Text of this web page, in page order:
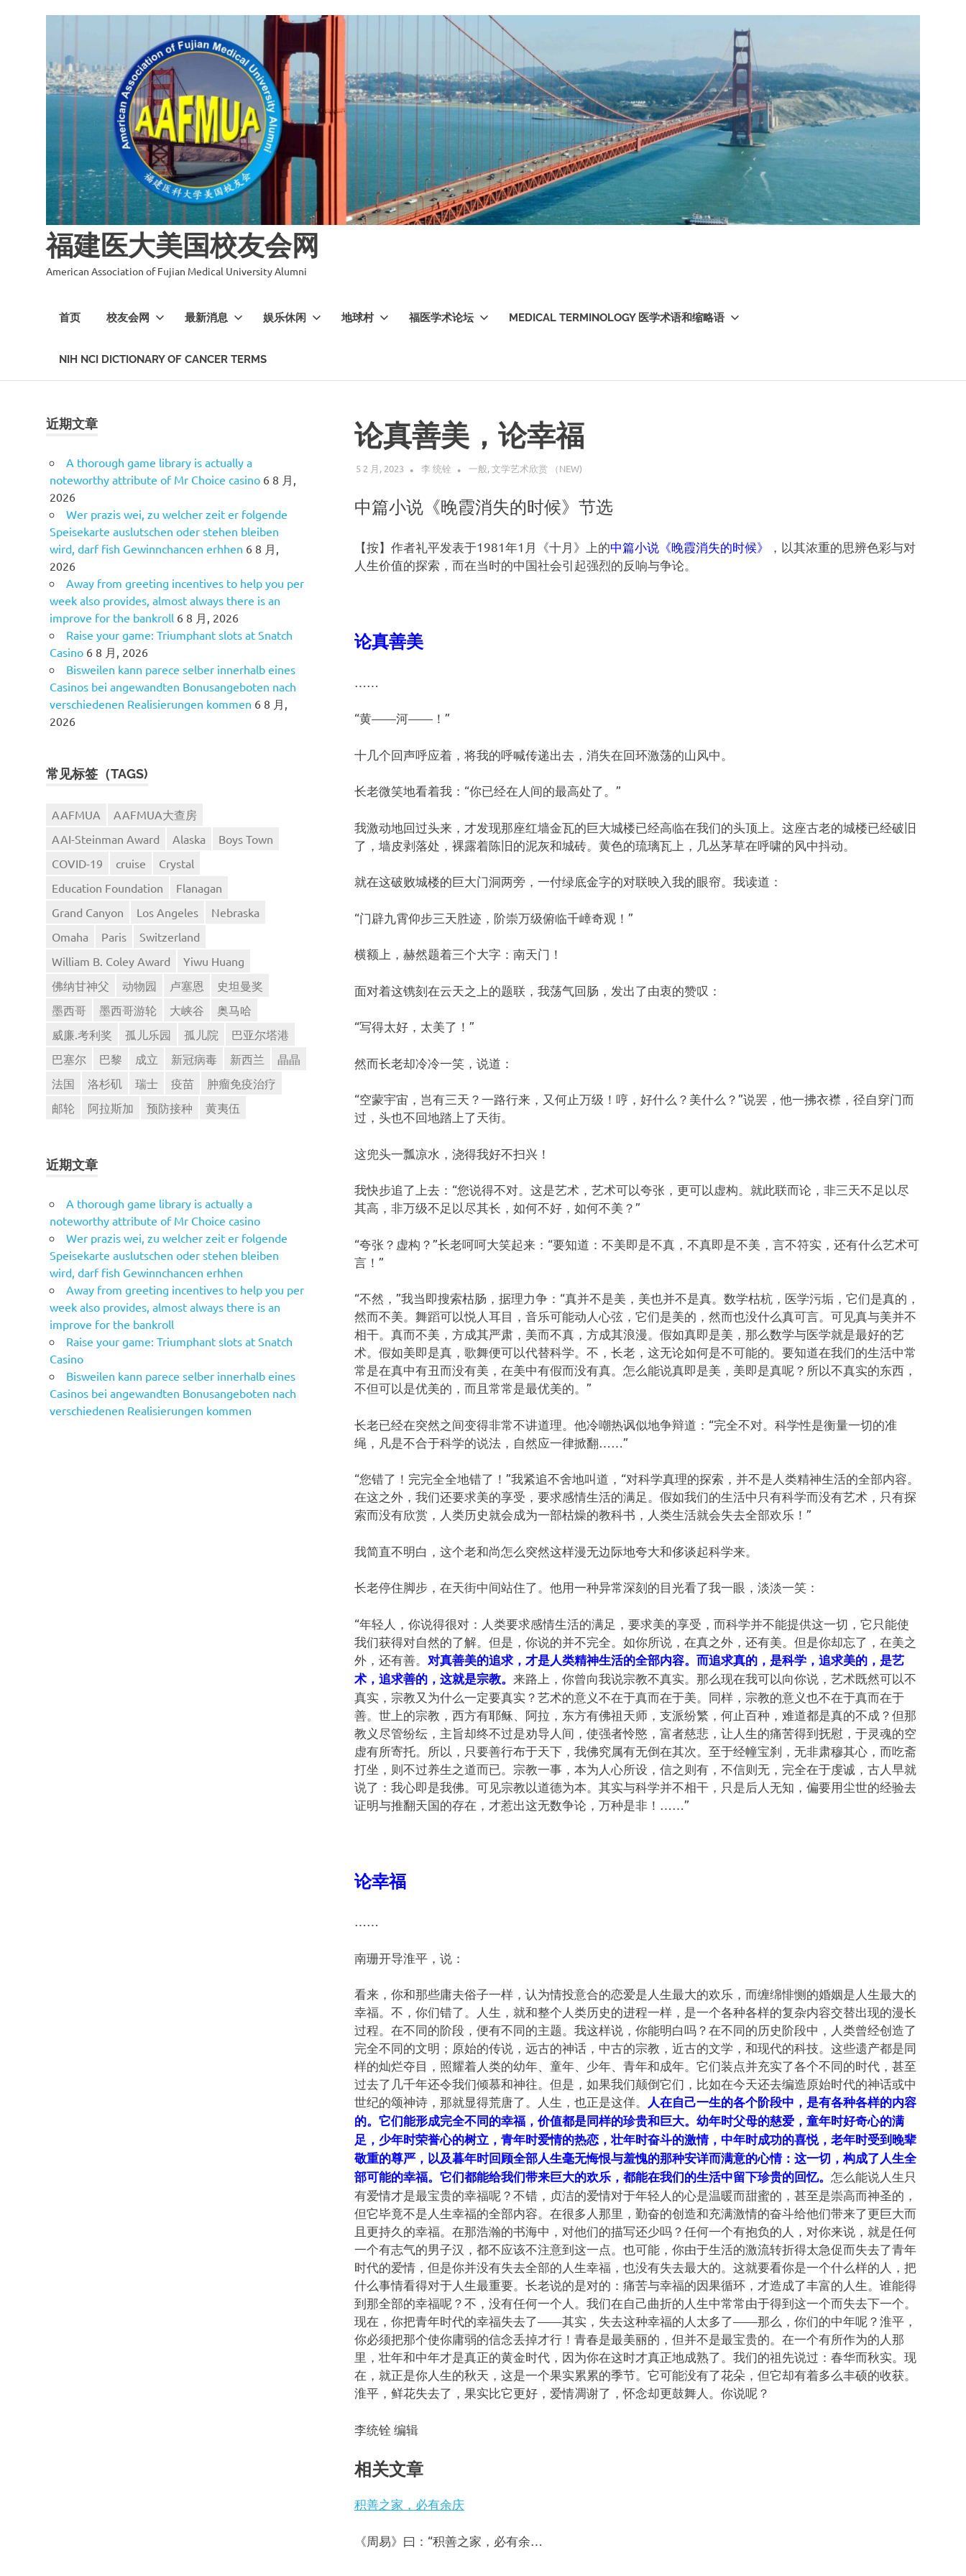
福建医大美国校友会网
American Association of Fujian Medical University Alumni
首页 校友会网 最新消息 娱乐休闲 地球村 福医学术论坛 MEDICAL TERMINOLOGY 医学术语和缩略语
NIH NCI DICTIONARY OF CANCER TERMS
论真善美，论幸福
5 2 月, 2023 李 统铨 一般,文学艺术欣赏 （NEW)
中篇小说《晚霞消失的时候》节选
【按】作者礼平发表于1981年1月《十月》上的中篇小说《晚霞消失的时候》
，以其浓重的思辨色彩与对
人生价值的探索，而在当时的中国社会引起强烈的反响与争论。
论真善美
“黄——河——！”
十几个回声呼应着，将我的呼喊传递出去，消失在回环激荡的山风中。
长老微笑地看着我：“你已经在人间的最高处了。”
我激动地回过头来，才发现那座红墙金瓦的巨大城楼已经高临在我们的头顶上。这座古老的城楼已经破旧
了，墙皮剥落处，裸露着陈旧的泥灰和城砖。黄色的琉璃瓦上，几丛茅草在呼啸的风中抖动。
就在这破败城楼的巨大门洞两旁，一付绿底金字的对联映入我的眼帘。我读道：
“门辟九霄仰步三天胜迹，阶崇万级俯临千嶂奇观！”
横额上，赫然题着三个大字：南天门！
面对着这镌刻在云天之上的题联，我荡气回肠，发出了由衷的赞叹：
“写得太好，太美了！”
然而长老却冷冷一笑，说道：
“空蒙宇宙，岂有三天？一路行来，又何止万级！哼，好什么？美什么？”说罢，他一拂衣襟，径自穿门而
过，头也不回地踏上了天街。
这兜头一瓢凉水，浇得我好不扫兴！
我快步追了上去：“您说得不对。这是艺术，艺术可以夸张，更可以虚构。就此联而论，非三天不足以尽
其高，非万级不足以尽其长，如何不好，如何不美？”
“夸张？虚构？”长老呵呵大笑起来：“要知道：不美即是不真，不真即是不美，言不符实，还有什么艺术可
言！”
“不然，”我当即搜索枯肠，据理力争：“真并不是美，美也并不是真。数学枯杭，医学污垢，它们是真的，
然而不美。舞蹈可以悦人耳目，音乐可能动人心弦，它们是美的，然而也没什么真可言。可见真与美并不
相干。真而不美，方成其严肃，美而不真，方成其浪漫。假如真即是美，那么数学与医学就是最好的艺
术。假如美即是真，歌舞便可以代替科学。不，长老，这无论如何是不可能的。要知道在我们的生活中常
常是在真中有丑而没有美，在美中有假而没有真。怎么能说真即是美，美即是真呢？所以不真实的东西，
不但可以是优美的，而且常常是最优美的。”
长老已经在突然之间变得非常不讲道理。他冷嘲热讽似地争辩道：“完全不对。科学性是衡量一切的准
绳，凡是不合于科学的说法，自然应一律掀翻……”
“您错了！完完全全地错了！”我紧追不舍地叫道，“对科学真理的探索，并不是人类精神生活的全部内容。
在这之外，我们还要求美的享受，要求感情生活的满足。假如我们的生活中只有科学而没有艺术，只有探
索而没有欣赏，人类历史就会成为一部枯燥的教科书，人类生活就会失去全部欢乐！”
我简直不明白，这个老和尚怎么突然这样漫无边际地夸大和侈谈起科学来。
长老停住脚步，在天街中间站住了。他用一种异常深刻的目光看了我一眼，淡淡一笑：
“年轻人，你说得很对：人类要求感情生活的满足，要求美的享受，而科学并不能提供这一切，它只能使
我们获得对自然的了解。但是，你说的并不完全。如你所说，在真之外，还有美。但是你却忘了，在美之
外，还有善。 对真善美的追求，才是人类精神生活的全部内容。而追求真的，是科学，追求美的，是艺
术，追求善的，这就是宗教。 来路上，你曾向我说宗教不真实。那么现在我可以向你说，艺术既然可以不
真实，宗教又为什么一定要真实？艺术的意义不在于真而在于美。同样，宗教的意义也不在于真而在于
善。世上的宗教，西方有耶稣、阿拉，东方有佛祖天师，支派纷繁，何止百种，难道都是真的不成？但那
教义尽管纷纭，主旨却终不过是劝导人间，使强者怜愍，富者慈悲，让人生的痛苦得到抚慰，于灵魂的空
虚有所寄托。所以，只要善行布于天下，我佛究属有无倒在其次。至于经幢宝刹，无非肃穆其心，而吃斋
打坐，则不过养生之道而已。宗教一事，本为人心所设，信之则有，不信则无，完全在于虔诚，古人早就
说了：我心即是我佛。可见宗教以道德为本。其实与科学并不相干，只是后人无知，偏要用尘世的经验去
证明与推翻天国的存在，才惹出这无数争论，万种是非！……”
论幸福
南珊开导淮平，说：
看来，你和那些庸夫俗子一样，认为情投意合的恋爱是人生最大的欢乐，而缠绵悱恻的婚姻是人生最大的
幸福。不，你们错了。人生，就和整个人类历史的进程一样，是一个各种各样的复杂内容交替出现的漫长
过程。在不同的阶段，便有不同的主题。我这样说，你能明白吗？在不同的历史阶段中，人类曾经创造了
完全不同的文明；原始的传说，远古的神话，中古的宗教，近古的文学，和现代的科技。这些遗产都是同
样的灿烂夺目，照耀着人类的幼年、童年、少年、青年和成年。它们装点并充实了各个不同的时代，甚至
过去了几千年还令我们倾慕和神往。但是，如果我们颠倒它们，比如在今天还去编造原始时代的神话或中
世纪的颂神诗，那就显得荒唐了。人生，也正是这佯。
人在自己一生的各个阶段中，是有各种各样的内容
的。它们能形成完全不同的幸福，价值都是同样的珍贵和巨大。幼年时父母的慈爱，童年时好奇心的满
足，少年时荣誉心的树立，青年时爱情的热恋，壮年时奋斗的激情，中年时成功的喜悦，老年时受到晚辈
敬重的尊严，以及暮年时回顾全部人生毫无悔恨与羞愧的那种安详而满意的心情：这一切，构成了人生全
部可能的幸福。它们都能给我们带来巨大的欢乐，都能在我们的生活中留下珍贵的回忆。 怎么能说人生只
有爱情才是最宝贵的幸福呢？不错，贞洁的爱情对于年轻人的心是温暖而甜蜜的，甚至是崇高而神圣的，
但它毕竟不是人生幸福的全部内容。在很多人那里，勤奋的创造和充满激情的奋斗给他们带来了更巨大而
且更持久的幸福。在那浩瀚的书海中，对他们的描写还少吗？任何一个有抱负的人，对你来说，就是任何
一个有志气的男子汉，都不应该不注意到这一点。也可能，你由于生活的激流转折得太急促而失去了青年
时代的爱情，但是你并没有失去全部的人生幸福，也没有失去最大的。这就要看你是一个什么样的人，把
什么事情看得对于人生最重要。长老说的是对的：痛苦与幸福的因果循环，才造成了丰富的人生。谁能得
到那全部的幸福呢？不，没有任何一个人。我们在自己曲折的人生中常常由于得到这一个而失去下一个。
现在，你把青年时代的幸福失去了——其实，失去这种幸福的人太多了——那么，你们的中年呢？淮平，
你必须把那个使你庸弱的信念丢掉才行！青春是最美丽的，但并不是最宝贵的。在一个有所作为的人那
里，壮年和中年才是真正的黄金时代，因为你在这时才真正地成熟了。我们的祖先说过：春华而秋实。现
在，就正是你人生的秋天，这是一个果实累累的季节。它可能没有了花朵，但它却有着多么丰硕的收获。
淮平，鲜花失去了，果实比它更好，爱情凋谢了，怀念却更鼓舞人。你说呢？
李统铨 编辑
相关文章
积善之家，必有余庆
《周易》曰：“积善之家，必有余…
近期文章
A thorough game library is actually a
noteworthy attribute of Mr Choice casino 6 8 月,
2026
Wer prazis wei, zu welcher zeit er folgende
Speisekarte auslutschen oder stehen bleiben
wird, darf fish Gewinnchancen erhhen 6 8 月,
2026
Away from greeting incentives to help you per
week also provides, almost always there is an
improve for the bankroll 6 8 月, 2026
Raise your game: Triumphant slots at Snatch
Casino 6 8 月, 2026
Bisweilen kann parece selber innerhalb eines
Casinos bei angewandten Bonusangeboten nach
verschiedenen Realisierungen kommen 6 8 月,
2026
常见标签（TAGS)
AAFMUA
AAFMUA大查房
AAI-Steinman Award
Alaska
Boys Town
COVID-19
cruise
Crystal
Education Foundation
Flanagan
Grand Canyon
Los Angeles
Nebraska
Omaha
Paris
Switzerland
William B. Coley Award
Yiwu Huang
佛纳甘神父
动物园 卢塞恩
史坦曼奖
墨西哥
墨西哥游轮 大峡谷
奥马哈
威廉.考利奖
孤儿乐园 孤儿院
巴亚尔塔港
巴塞尔
巴黎 成立 新冠病毒 新西兰
晶晶
法国
洛杉矶 瑞士 疫苗
肿瘤免疫治疗
邮轮
阿拉斯加 预防接种 黄夷伍
近期文章
A thorough game library is actually a
noteworthy attribute of Mr Choice casino
Wer prazis wei, zu welcher zeit er folgende
Speisekarte auslutschen oder stehen bleiben
wird, darf fish Gewinnchancen erhhen
Away from greeting incentives to help you per
week also provides, almost always there is an
improve for the bankroll
Raise your game: Triumphant slots at Snatch
Casino
Bisweilen kann parece selber innerhalb eines
Casinos bei angewandten Bonusangeboten nach
verschiedenen Realisierungen kommen